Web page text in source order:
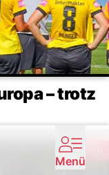
– trotz
Menü